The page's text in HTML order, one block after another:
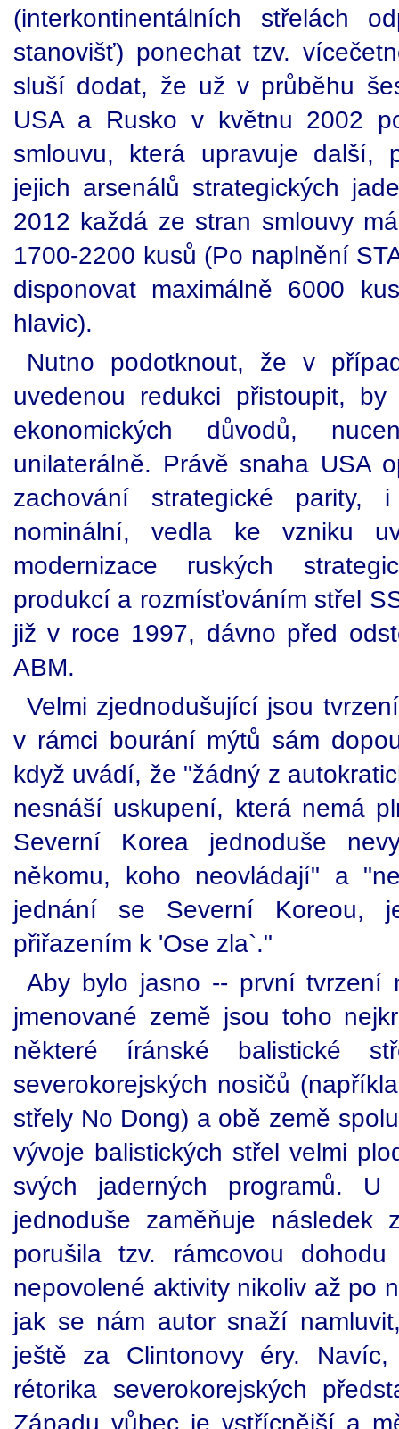
(interkontinentálních střelách
stanovišť) ponechat tzv.
sluší dodat, že už v průběhu
USA a Rusko v květnu 2002
smlouvu, která upravuje další,
jejich arsenálů strategických
2012 každá ze stran smlouvy
1700-2200 kusů (Po naplnění
disponovat maximálně 6000
hlavic).
Nutno podotknout, že v
uvedenou redukci přistoupit,
ekonomických důvodů,
unilaterálně. Právě snaha USA
zachování strategické
nominální, vedla ke vzniku
modernizace ruských
produkcí a rozmísťováním střel
již v roce 1997, dávno před
ABM.
Velmi zjednodušující jsou
v rámci bourání mýtů sám
když uvádí, že "žádný z
nesnáší uskupení, která nemá
Severní Korea jednoduše
někomu, koho neovládají" a
jednání se Severní Koreou,
přiřazením k 'Ose zla`."
Aby bylo jasno -- první tvrzení
jmenované země jsou toho
některé íránské balistické
severokorejských nosičů
střely No Dong) a obě země
vývoje balistických střel velmi
svých jaderných programů. U
jednoduše zaměňuje následek
porušila tzv. rámcovou
nepovolené aktivity nikoliv až po
jak se nám autor snaží
ještě za Clintonovy éry.
rétorika severokorejských
Západu vůbec je vstřícnější a